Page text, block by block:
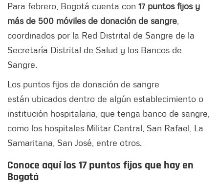
Para febrero, Bogotá cuenta con 17 puntos fijos y
más de 500 móviles de donación de sangre
coordinados por la Red Distrital de Sangre de la
Secretaría Distrital de Salud y los Bancos de
Sangre.
Los puntos fijos de donación de sangre
están ubicados dentro de algún establecimiento o
institución hospitalaria, que tenga banco de sangre,
como los hospitales Militar Central, San Rafael, La
Samaritana, San José, entre otros.
Conoce aquí los 17 puntos fijos que hay en
Bogotá